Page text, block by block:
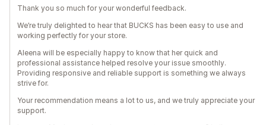
Thank you so much for your wonderful feedback.
We’re truly delighted to hear that BUCKS has been easy to use and
working perfectly for your store.
Aleena will be especially happy to know that her quick and
professional assistance helped resolve your issue smoothly.
Providing responsive and reliable support is something we always
strive for.
Your recommendation means a lot to us, and we truly appreciate your
support.